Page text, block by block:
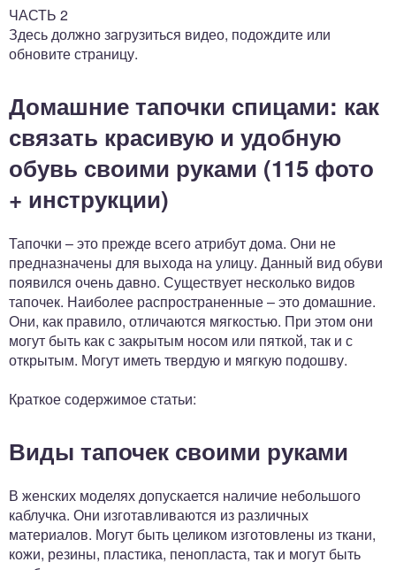
ЧАСТЬ 2
Здесь должно загрузиться видео, подождите или
обновите страницу.
Домашние тапочки спицами: как
связать красивую и удобную
обувь своими руками (115 фото
+ инструкции)
Тапочки – это прежде всего атрибут дома. Они не
предназначены для выхода на улицу. Данный вид обуви
появился очень давно. Существует несколько видов
тапочек. Наиболее распространенные – это домашние.
Они, как правило, отличаются мягкостью. При этом они
могут быть как с закрытым носом или пяткой, так и с
открытым. Могут иметь твердую и мягкую подошву.
Краткое содержимое статьи:
Виды тапочек своими руками
В женских моделях допускается наличие небольшого
каблучка. Они изготавливаются из различных
материалов. Могут быть целиком изготовлены из ткани,
кожи, резины, пластика, пенопласта, так и могут быть